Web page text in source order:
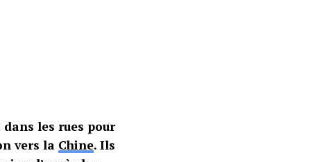
les rues pour
vers la Chine. Ils